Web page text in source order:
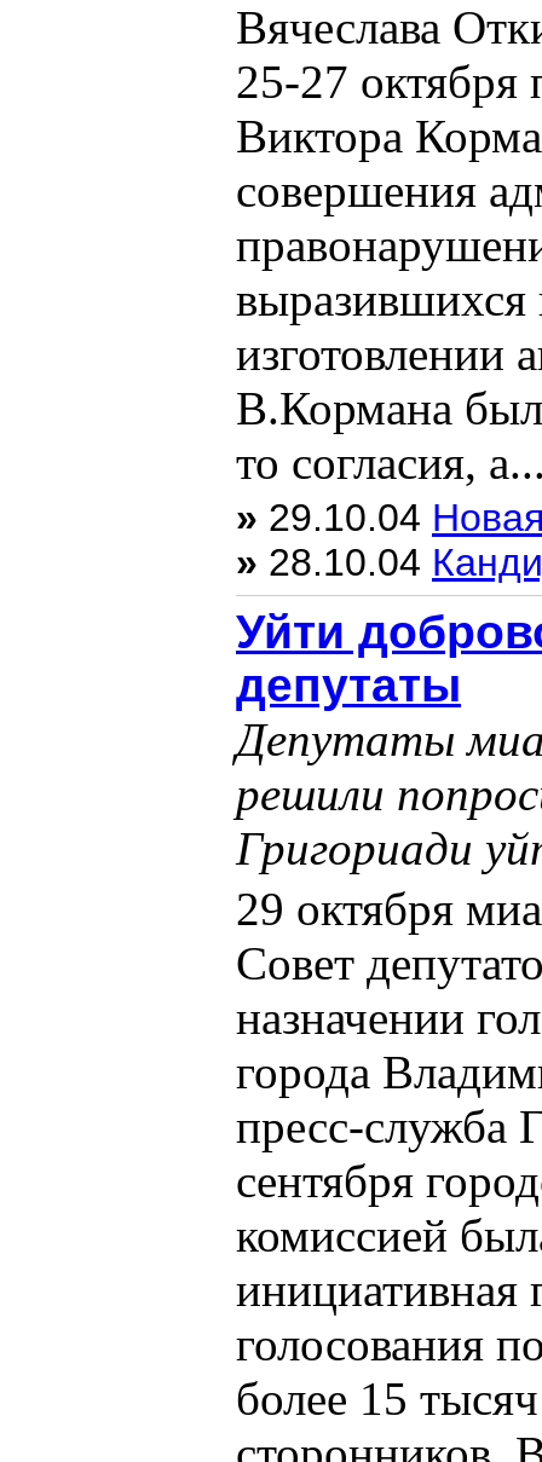
Вячеслава
25-27 октября
Виктора
совершения
выразившихся
изготовлении
В.Кормана
то согласия,
» 29.10.04
» 28.10.04
Уйти
депутаты
Депутаты
решили
Григориади
29 октября
Совет
назначении
города
пресс-служба
сентября
комиссией
инициативная
голосования
более 15